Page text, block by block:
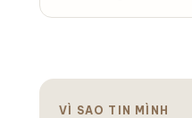
VÌ SAO TIN MÌNH